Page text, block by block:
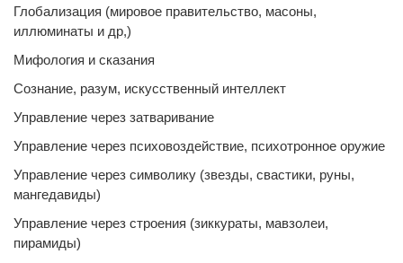
Глобализация (мировое правительство, масоны,
иллюминаты и др,)
Мифология и сказания
Сознание, разум, искусственный интеллект
Управление через затваривание
Управление через психовоздействие, психотронное оружие
Управление через символику (звезды, свастики, руны,
мангедавиды)
Управление через строения (зиккураты, мавзолеи,
пирамиды)